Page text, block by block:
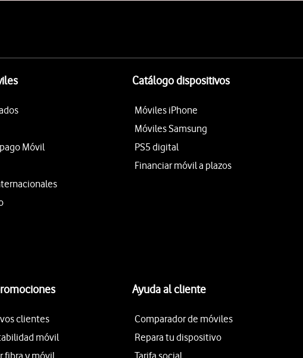
Móvil
Catálogo dispositivos
Móviles iPhone
Móviles Samsung
PS5 digital
Financiar móvil a plazos
clientes
móvil
fibra y móvil
Ayuda al cliente
Comparador de móviles
Repara tu dispositivo
Tarifa social